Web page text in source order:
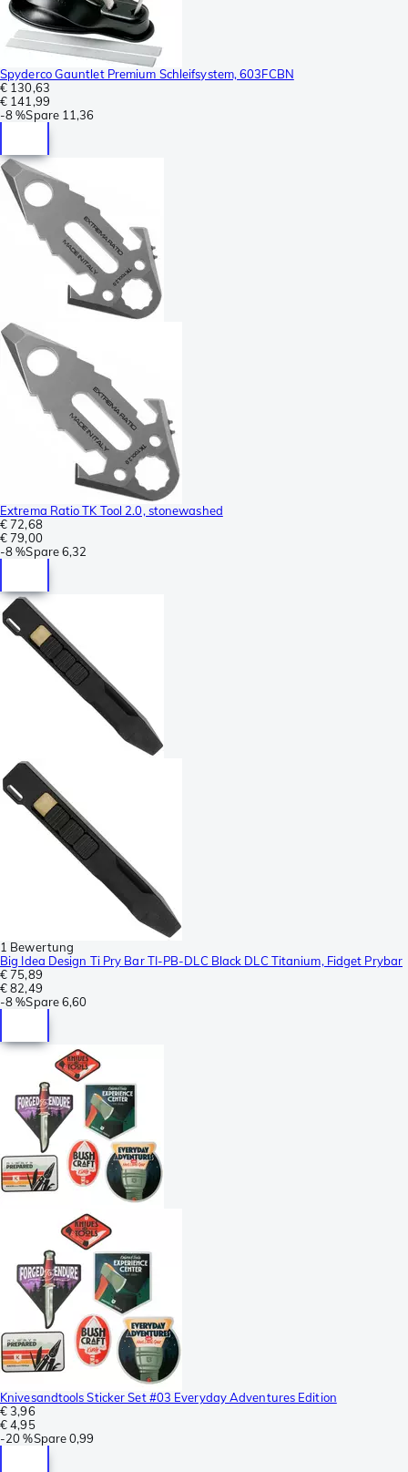
Spyderco Gauntlet Premium Schleifsystem, 603FCBN
€ 130,63
€ 141,99
-8 %Spare 11,36
Extrema Ratio TK Tool 2.0, stonewashed
€ 72,68
€ 79,00
-8 %Spare6,32
1 Bewertung
Big Idea Design Ti Pry Bar TI-PB-DLC Black DLC Titanium, Fidget Prybar
€ 75,89
€ 82,49
-8 %Spare6,60
Knivesandtools Sticker Set #03 Everyday Adventures Edition
€ 3,96
€ 4,95
-20 %Spare0,99